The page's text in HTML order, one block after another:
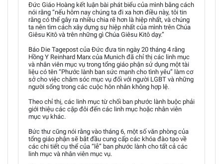
Đức Giáo Hoàng kết luận bài phát biểu của mình bằng cách
nói rằng “nếu hôm nay chúng ta đi xa hơn điều này, tôi tin
rằng có thể gây ra nhiều chia rẽ hơn là hiệp nhất, và chúng
ta nên tìm cách xây dựng sự hiệp nhất của mình trên Chúa
Giêsu Kitô và trên những gì Chúa Giêsu Kitô dạy.”
Báo Die Tagepost của Đức đưa tin ngày 20 tháng 4 rằng
Hồng Y Reinhard Marx của Munich đã chỉ thị các linh mục
và nhân viên mục vụ trong tổng giáo phận sử dụng một tài
liệu có tên “Phước lành ban sức mạnh cho tình yêu” làm cơ
sở cho việc chăm sóc mục vụ đối với người LGBT và những
người sống trong các cuộc hôn nhân không hợp lệ.
Theo chỉ thị, các linh mục từ chối ban phước lành buộc phải
giới thiệu các cặp đôi đến các linh mục hoặc nhân viên
mục vụ khác.
Bức thư cũng nói rằng vào tháng 6, một số văn phòng của
tổng giáo phận sẽ bắt đầu cung cấp các khóa đào tạo về
các chi tiết cụ thể của “lễ” ban phước lành cho tất cả các
linh mục và nhân viên mục vụ.